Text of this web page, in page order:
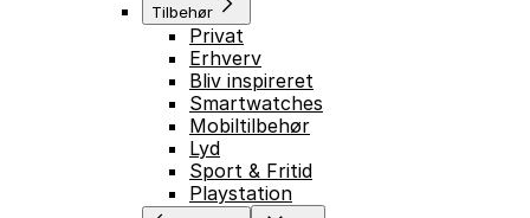
GÅ TIL INDHOLD
Tilbehør
Privat
Erhverv
Bliv inspireret
Smartwatches
Mobiltilbehør
Lyd
Sport & Fritid
Playstation